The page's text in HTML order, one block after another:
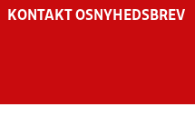
KONTAKT OS NYHEDSBREV